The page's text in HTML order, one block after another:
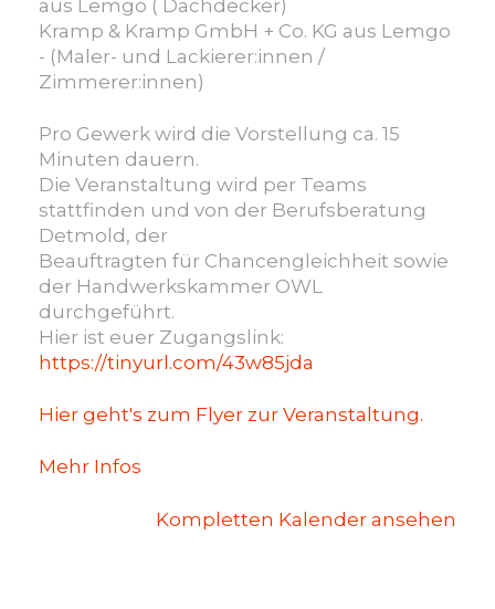
aus Lemgo ( Dachdecker)
Kramp & Kramp GmbH + Co. KG aus Lemgo
- (Maler- und Lackierer:innen /
Zimmerer:innen)
Pro Gewerk wird die Vorstellung ca. 15
Minuten dauern.
Die Veranstaltung wird per Teams
stattfinden und von der Berufsberatung
Detmold, der
Beauftragten für Chancengleichheit sowie
der Handwerkskammer OWL
durchgeführt.
Hier ist euer Zugangslink:
https://tinyurl.com/43w85jda
Hier geht's zum Flyer zur Veranstaltung.
Mehr Infos
Kompletten Kalender ansehen